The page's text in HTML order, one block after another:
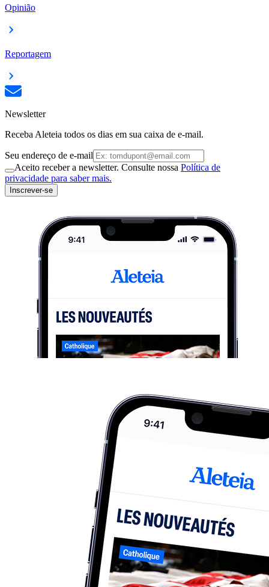
Opinião
Reportagem
Newsletter
Receba Aleteia todos os dias em sua caixa de e-mail.
Seu endereço de e-mail
Aceito receber a newsletter. Consulte nossa Política de
privacidade para saber mais.
Inscrever-se